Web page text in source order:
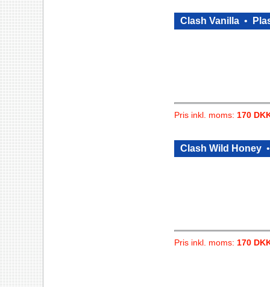
Clash Vanilla •
Pris inkl. moms: 170
Clash Wild Honey
Pris inkl. moms: 170